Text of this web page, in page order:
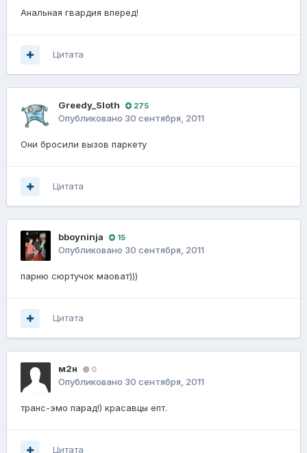
Анальная гвардия вперед!
Цитата
Greedy_Sloth 275
Опубликовано 30 сентября, 2011
Они бросили вызов паркету
Цитата
bboyninja 15
Опубликовано 30 сентября, 2011
парню сюртучок маоват)))
Цитата
м2н 0
Опубликовано 30 сентября, 2011
транс-эмо парад!) красавцы епт.
Цитата